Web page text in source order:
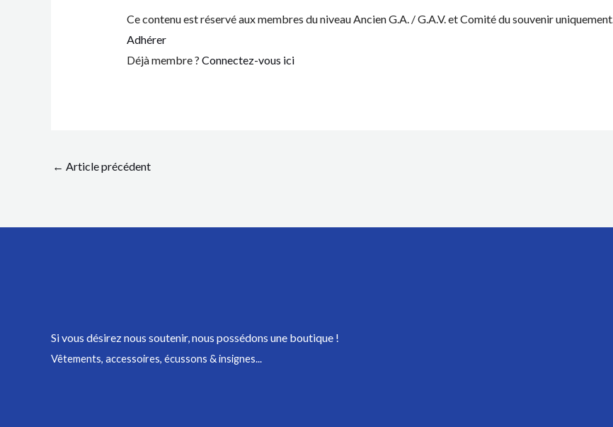
Ce contenu est réservé aux membres du niveau Ancien G.A. / G.A.V. et Comité du souvenir uniquement.
Adhérer
Déjà membre ? Connectez-vous ici
← Article précédent
Si vous désirez nous soutenir,nous possédons une boutique !
Vêtements, accessoires, écussons & insignes...